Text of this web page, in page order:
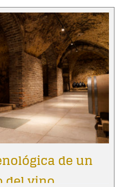
de un
del vino